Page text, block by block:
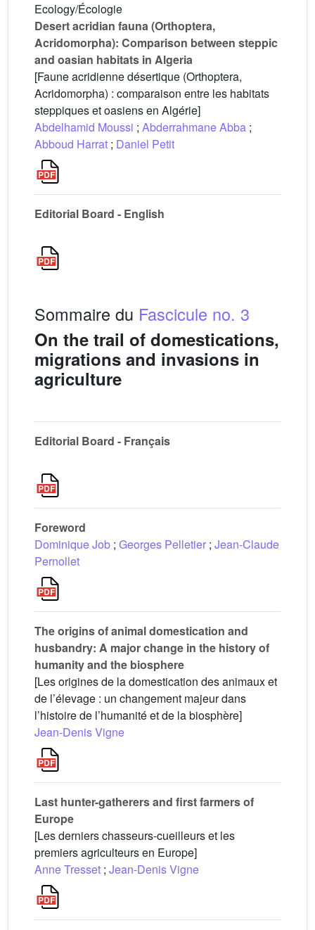
Ecology/Écologie
Desert acridian fauna (Orthoptera,
Acridomorpha): Comparison between steppic
and oasian habitats in Algeria
[Faune acridienne désertique (Orthoptera,
Acridomorpha) : comparaison entre les habitats
steppiques et oasiens en Algérie]
Abdelhamid Moussi ; Abderrahmane Abba ;
Abboud Harrat ; Daniel Petit
Editorial Board - English
Sommaire du Fascicule no. 3
On the trail of domestications,
migrations and invasions in
agriculture
Editorial Board - Français
Foreword
Dominique Job ; Georges Pelletier ; Jean-Claude
Pernollet
The origins of animal domestication and
husbandry: A major change in the history of
humanity and the biosphere
[Les origines de la domestication des animaux et
de l’élevage : un changement majeur dans
l’histoire de l’humanité et de la biosphère]
Jean-Denis Vigne
Last hunter-gatherers and first farmers of
Europe
[Les derniers chasseurs-cueilleurs et les
premiers agriculteurs en Europe]
Anne Tresset ; Jean-Denis Vigne